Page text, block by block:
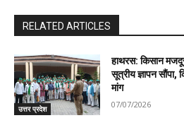
RELATED ARTICLES
उत्तर प्रदेश
हाथरस: किसान
सूत्रीय ज्ञापन
मांग
07/07/2026